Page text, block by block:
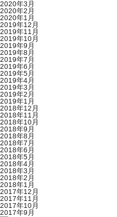
2020年3月
2020年2月
2020年1月
2019年12月
2019年11月
2019年10月
2019年9月
2019年8月
2019年7月
2019年6月
2019年5月
2019年4月
2019年3月
2019年2月
2019年1月
2018年12月
2018年11月
2018年10月
2018年9月
2018年8月
2018年7月
2018年6月
2018年5月
2018年4月
2018年3月
2018年2月
2018年1月
2017年12月
2017年11月
2017年10月
2017年9月